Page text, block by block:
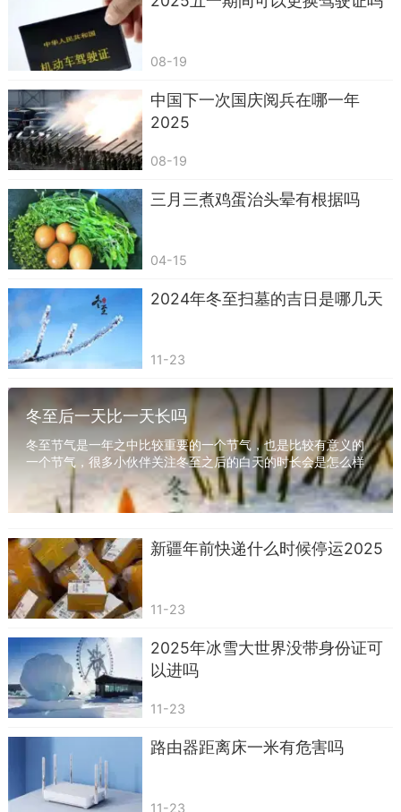
米。
平日里大家提到的辐射分为两种：非电离辐射
机、吹风机、地暖、电热毯等，还有一些人百般阻
挠的通信基站，都属于非电离辐射。它们威力非常
弱，基本不用担心会对人体造成损害。电离辐射：
如宇宙射线、核辐射、X射线、CT等，这些对人体
有害，会破坏DNA、杀伤细胞，存在致癌风险。
科普一下，每一位吸烟者的肺平均每年都会受
将近1600次胸部X光片。可以说，吸烟者的肺才是
家里辐射最强的地方！
08-19
中国下一次国庆阅兵在哪一年
2025
08-19
三月三煮鸡蛋治头晕有根据吗
04-15
2024年冬至扫墓的吉日是哪几天
11-23
冬至后一天比一天长吗
冬至节气是一年之中比较重要的一个节气，也是比较有意义的
一个节气，很多小伙伴关注冬至之后的白天的时长会是怎么样
的呢？下面就和小编一起来看看冬至后白昼时间...
新疆年前快递什么时候停运2025
11-23
2025年冰雪大世界没带身份证可
以进吗
11-23
路由器距离床一米有危害吗
11-23